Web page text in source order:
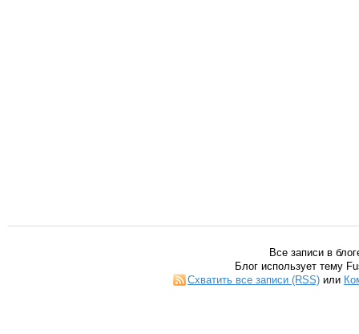
Все записи в
Блог использует тему
Схватить все записи (RSS)или